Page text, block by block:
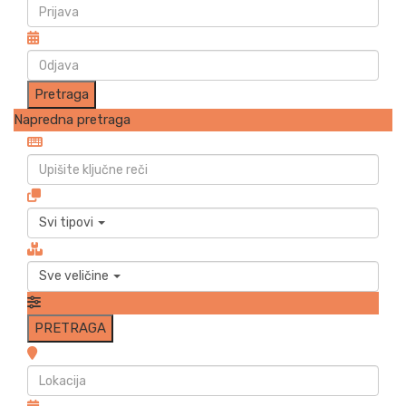
Napredna pretraga
Svi tipovi
Sve veličine